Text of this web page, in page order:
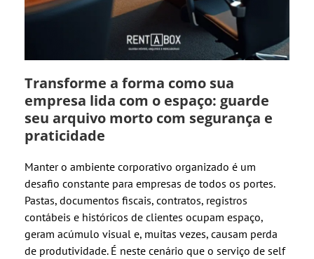
Transforme a forma como sua
empresa lida com o espaço: guarde
seu arquivo morto com segurança e
praticidade
Manter o ambiente corporativo organizado é um
desafio constante para empresas de todos os portes.
Pastas, documentos fiscais, contratos, registros
contábeis e históricos de clientes ocupam espaço,
geram acúmulo visual e, muitas vezes, causam perda
de produtividade. É neste cenário que o serviço de self